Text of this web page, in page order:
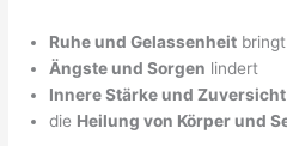
Ruhe und Gelassenheit bringt
Ängste und Sorgen lindert
Innere Stärke und Zuversicht
die Heilung von Körper und